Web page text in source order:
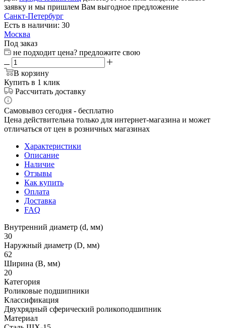
заявку и мы пришлем Вам выгодное предложение
Санкт-Петербург
Есть в наличии: 30
Москва
Под заказ
не подходит цена? предложите свою
В корзину
Купить в 1 клик
Рассчитать доставку
Самовывоз сегодня - бесплатно
Цена действительна только для интернет-магазина и может
отличаться от цен в розничных магазинах
Характеристики
Описание
Наличие
Отзывы
Как купить
Оплата
Доставка
FAQ
Внутренний диаметр (d, мм)
30
Наружный диаметр (D, мм)
62
Ширина (B, мм)
20
Категория
Роликовые подшипники
Классификация
Двухрядный сферический роликоподшипник
Материал